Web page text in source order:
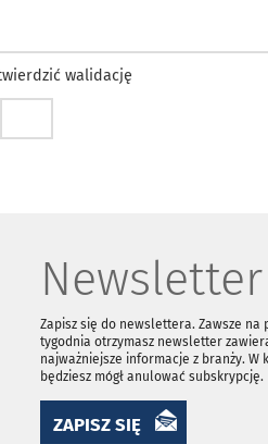
walidację
Newsletter
Zapisz się do newslettera. Zawsze na
tygodnia otrzymasz newsletter
najważniejsze informacje z branży. W
będziesz mógł anulować subskrypcję.
ZAPISZ SIĘ